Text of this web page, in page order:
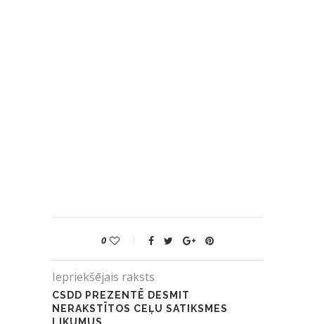
0
Iepriekšējais raksts
CSDD PREZENTĒ DESMIT
NERAKSTĪTOS CEĻU SATIKSMES